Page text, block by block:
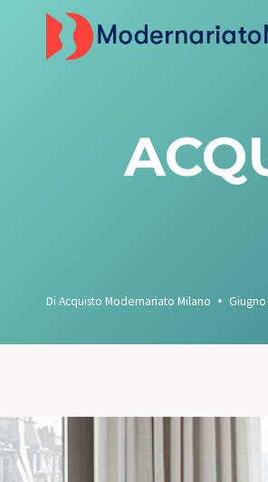
contenuto
Di Acquisto Modernariato Milano